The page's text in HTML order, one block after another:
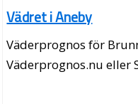
Vädret i Aneby
Väderprognos för
Väderprognos.nu eller